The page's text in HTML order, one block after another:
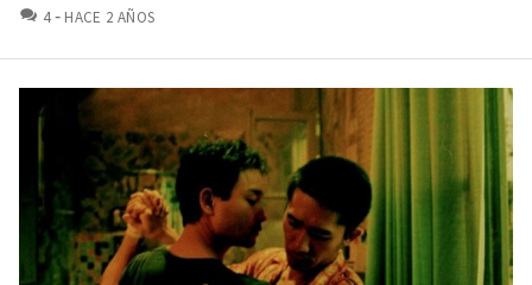
4 COMENTARIOS
HACE 2 AÑOS